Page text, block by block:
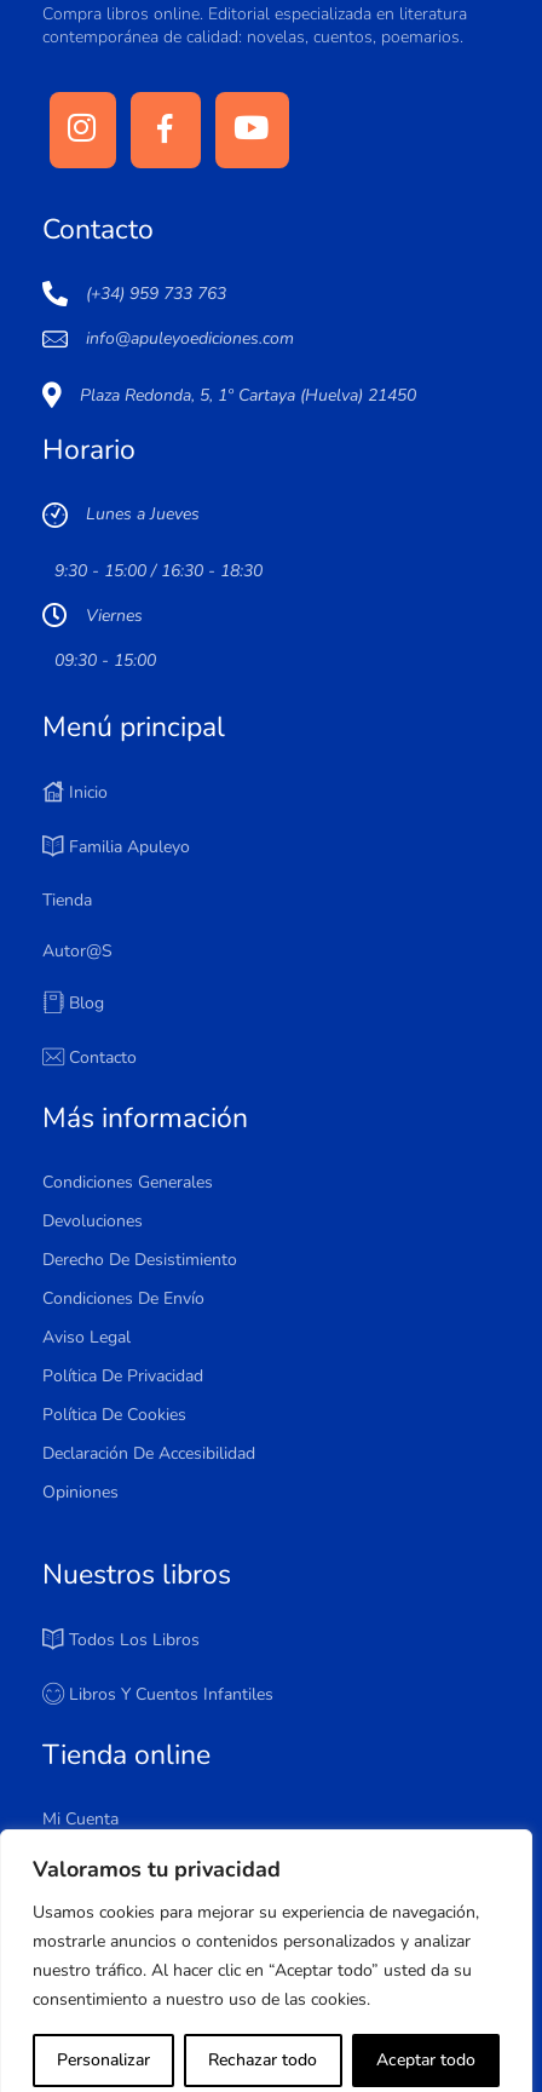
Valoramos tu privacidad
Usamos cookies para mejorar su experiencia de navegación,
mostrarle anuncios o contenidos personalizados y analizar
nuestro tráfico. Al hacer clic en “Aceptar todo” usted da su
consentimiento a nuestro uso de las cookies.
Personalizar Rechazar todo Aceptar todo
Compra libros online. Editorial especializada en literatura
contemporánea de calidad: novelas, cuentos, poemarios.
Contacto
(+34) 959 733 763
info@apuleyoediciones.com
Plaza Redonda, 5, 1º Cartaya (Huelva) 21450
Horario
Lunes a Jueves
9:30 - 15:00 / 16:30 - 18:30
Viernes
09:30 - 15:00
Menú principal
Inicio
Familia Apuleyo
Tienda
Autor@s
Blog
Contacto
Más información
Condiciones Generales
Devoluciones
Derecho De Desistimiento
Condiciones De Envío
Aviso Legal
Política De Privacidad
Política De Cookies
Declaración De Accesibilidad
Opiniones
Nuestros libros
Todos Los Libros
Libros Y Cuentos Infantiles
Tienda online
Mi Cuenta
Carrito
Lista De Deseos
Copyright © 2023 Apuleyo Ediciones | Desarrollo